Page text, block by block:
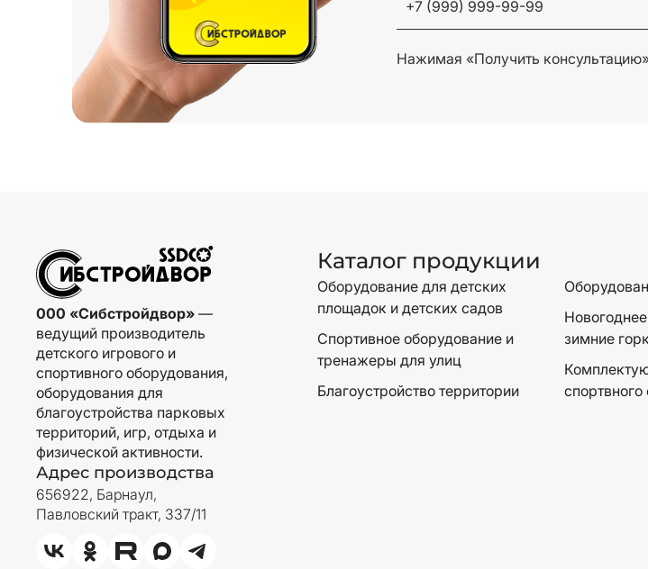
Нажимая «Получить
000 «Сибстройдвор» —
ведущий производитель
детского игрового и
спортивного оборудования,
оборудования для
благоустройства парковых
территорий, игр, отдыха и
физической активности.
Адрес производства
656922, Барнаул,
Павловский тракт, 337/11
Каталог продукции
Оборудование для детских
площадок и детских садов
Спортивное оборудование и
тренажеры для улиц
Благоустройство территории
зимние